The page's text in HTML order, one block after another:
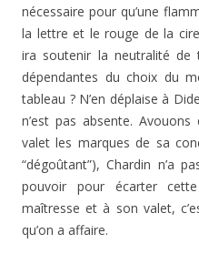
nécessaire pour qu’une
la lettre et le rouge de la
ira soutenir la neutralité de
dépendantes du choix du
tableau ? N’en déplaise à
n’est pas absente.
valet les marques de sa
“dégoûtant”), Chardin n’a
pouvoir pour écarter
maîtresse et à son valet,
qu’on a affaire.